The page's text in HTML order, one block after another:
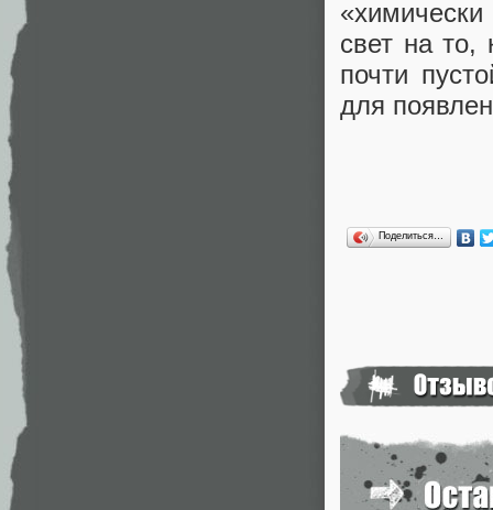
свет на то,
почти
для
Поделиться…